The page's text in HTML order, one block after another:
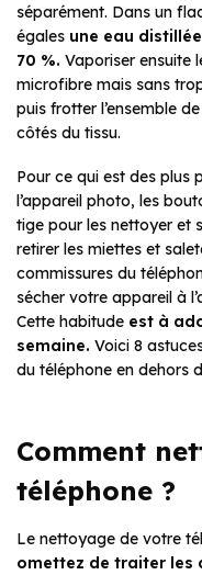
séparément. Dans un
égales une eau
70 %. Vaporiser ensuite
microfibre mais sans
puis frotter l’ensemble
côtés du tissu.
Pour ce qui est des plus
l’appareil photo, les
tige pour les nettoyer et
retirer les miettes et
commissures du
sécher votre appareil à
Cette habitude est à
semaine. Voici 8
du téléphone en dehors
Comment
téléphone ?
Le nettoyage de votre
omettez de traiter les